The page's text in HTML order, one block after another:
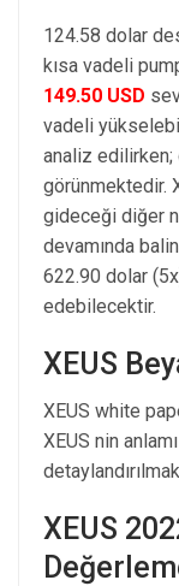
124.58 dolar
kısa vadeli
149.50 USD
vadeli
analiz edilirken;
görünmektedir.
gideceği diğer
devamında
622.90 dolar
edebilecektir.
XEUS
XEUS white
XEUS nin
XEUS